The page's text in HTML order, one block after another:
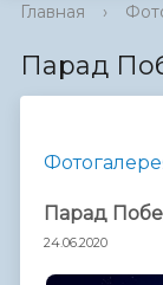
Главная ›
Парад
Парад
24.06.2020